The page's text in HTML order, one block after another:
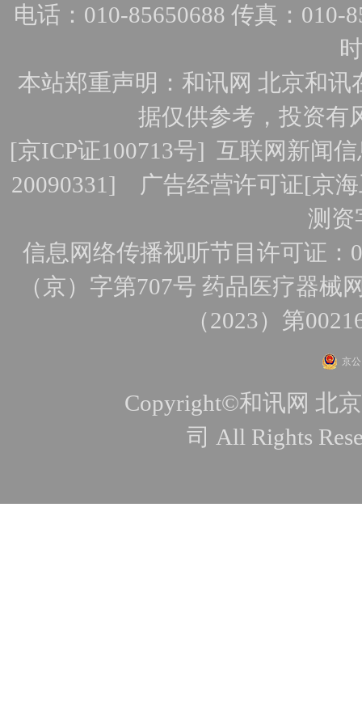
电话：010-85650688 传真：010-
本站郑重声明：和讯网 北京和
据仅供参考，投资有
[京ICP证100713号]互联网新闻
20090331] 广告经营许可证[京
测资
信息网络传播视听节目许可证：
（京）字第707号 药品医疗器械
（2023）第
京
Copyright©和讯网 北
司 All Rights